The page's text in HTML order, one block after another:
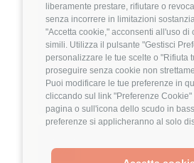
liberamente prestare, rifiutare o
senza incorrere in limitazioni
"Accetta cookie," acconsenti all'uso di
simili. Utilizza il pulsante "Gestisci
personalizzare le tue scelte o "Rifiuta
proseguire senza cookie non
Puoi modificare le tue preferenze in
cliccando sul link "Preferenze
pagina o sull'icona dello scudo in
preferenze si applicheranno al solo
📍 Milano🏢 On-Site (fase iniziale)
💼 Middle/Senior
⚙️ Backend
TypeScript Node.js
Dettagli ➡️